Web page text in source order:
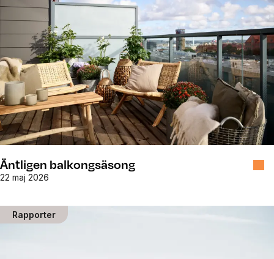
Äntligen balkongsäsong
22 maj 2026
Rapporter